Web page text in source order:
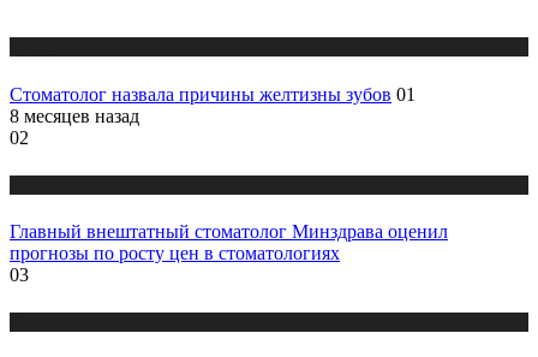
Стоматолог назвала причины желтизны зубов 01
8 месяцев назад
02
Главный внештатный стоматолог Минздрава оценил
прогнозы по росту цен в стоматологиях
03